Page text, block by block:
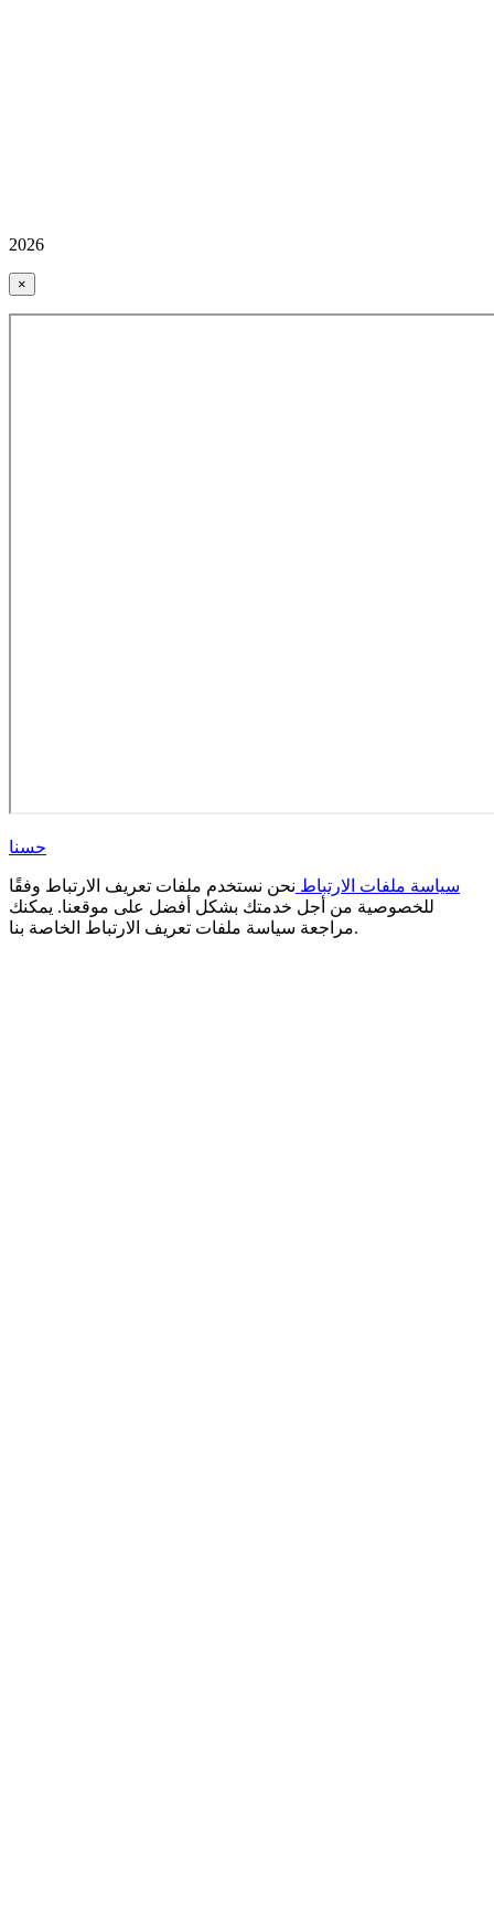
2026
×
حسنا
سياسة ملفات الارتباط نحن نستخدم ملفات تعريف الارتباط وفقًا
للخصوصية من أجل خدمتك بشكل أفضل على موقعنا. يمكنك
مراجعة سياسة ملفات تعريف الارتباط الخاصة بنا.